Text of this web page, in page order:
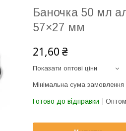
Баночка 50 мл
57×27 мм
21,60 ₴
Показати оптові ціни
Мінімальна сума
Готово до відправки Оптом